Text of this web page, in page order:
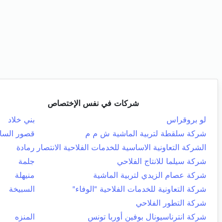
شركات في نفس الإختصاص
لو بروقراس
بني خلاد
شركة سلقطة لتربية الماشية ش م م
قصور
الشركة التعاونية الاساسية للخدمات الفلاحية الانتصار رمادة
شركة سيلما للانتاج الفلاحي
جلمة
شركة عصام الزيدي لتربية الماشية
منيهلة
شركة التعاونية للخدمات الفلاحية "الوفاء"
السبيخة
شركة التطور الفلاحي
شركة انترناسيونال بوفين أوربا تونس
المنزه